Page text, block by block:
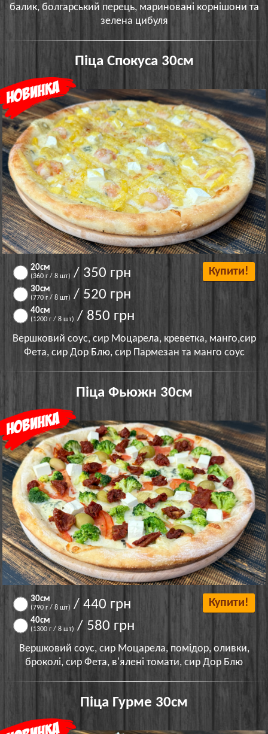
балик, болгарський перець, мариновані корнішони та
зелена цибуля
Піца Спокуса 30см
20см
(360 г / 8 шт) / 350 грн
30см
(770 г / 8 шт) / 520 грн
40см
(1200 г / 8 шт) / 850 грн
Купити!
Вершковий соус, сир Моцарела, креветка, манго,сир
Фета, сир Дор Блю, сир Пармезан та манго соус
Піца Фьюжн 30см
30см
(790 г / 8 шт) / 440 грн
40см
(1300 г / 8 шт) / 580 грн
Купити!
Вершковий соус, сир Моцарела, помідор, оливки,
броколі, сир Фета, в'ялені томати, сир Дор Блю
Піца Гурме 30см